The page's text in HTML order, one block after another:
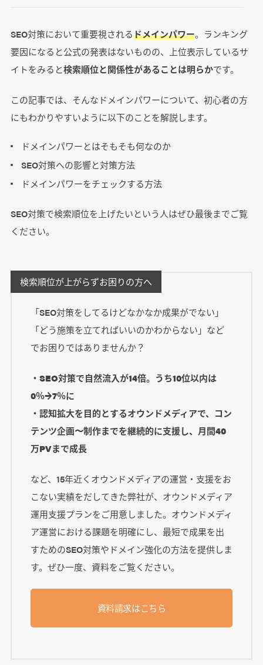
SEO対策において重要視されるドメインパワー。ランキング
要因になると公式の発表はないものの、上位表示しているサ
イトをみると検索順位と関係性があることは明らかです。
この記事では、そんなドメインパワーについて、初心者の方
にもわかりやすいように以下のことを解説します。
ドメインパワーとはそもそも何なのか
SEO対策への影響と対策方法
ドメインパワーをチェックする方法
SEO対策で検索順位を上げたいという人はぜひ最後までご覧
ください。
検索順位が上がらずお困りの方へ
「SEO対策をしてるけどなかなか成果がでない」
「どう施策を立てればいいのかわからない」など
でお困りではありませんか？
・SEO対策で自然流入が14倍。うち10位以内は
0％→7％に
・認知拡大を目的とするオウンドメディアで、コン
テンツ企画〜制作までを継続的に支援し、月間40
万PVまで成長
など、15年近くオウンドメディアの運営・支援をお
こない実績をだしてきた弊社が、オウンドメディア
運用支援プランをご用意しました。オウンドメディ
ア運営における課題を明確にし、最短で成果を出
すためのSEO対策やドメイン強化の方法を提供しま
す。ぜひ一度、資料をご覧ください。
資料請求はこちら